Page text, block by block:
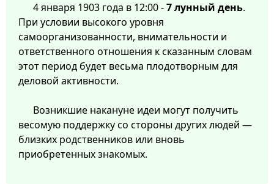
4 января 1903 года в 12:00 -7 лунный день.
При условии высокого уровня
самоорганизованности, внимательности и
ответственного отношения к сказанным словам
этот период будет весьма плодотворным для
деловой активности.
Возникшие накануне идеи могут получить
весомую поддержку со стороны других людей —
близких родственников или вновь
приобретенных знакомых.